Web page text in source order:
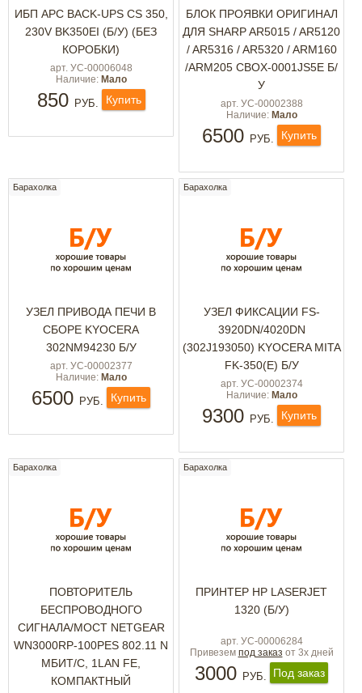
ИБП APC BACK-UPS CS 350,
230V BK350EI (Б/У) (БЕЗ
КОРОБКИ)
арт. УС-00006048
Наличие: Мало
850 РУБ. Купить
БЛОК ПРОЯВКИ ОРИГИНАЛ
ДЛЯ SHARP AR5015 / AR5120
/ AR5316 / AR5320 / ARM160
/ARM205 CBOX-0001JS5E Б/
У
арт. УС-00002388
Наличие: Мало
6500 РУБ. Купить
Барахолка
УЗЕЛ ПРИВОДА ПЕЧИ В
СБОРЕ KYOCERA
302NM94230 Б/У
арт. УС-00002377
Наличие: Мало
6500 РУБ. Купить
Барахолка
УЗЕЛ ФИКСАЦИИ FS-
3920DN/4020DN
(302J193050) KYOCERA MITA
FK-350(E) Б/У
арт. УС-00002374
Наличие: Мало
9300 РУБ. Купить
Барахолка
ПОВТОРИТЕЛЬ
БЕСПРОВОДНОГО
СИГНАЛА/МОСТ NETGEAR
WN3000RP-100PES 802.11 N
МБИТ/С, 1LAN FE,
КОМПАКТНЫЙ
Барахолка
ПРИНТЕР HP LASERJET
1320 (Б/У)
арт. УС-00006284
Привезем под заказ от 3х дней
3000 РУБ. Под заказ